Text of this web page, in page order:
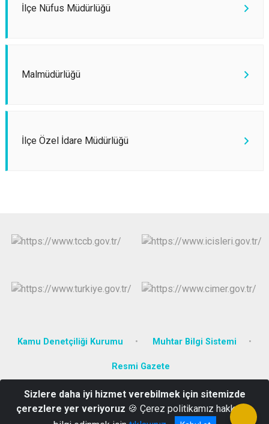
İlçe Nüfus Müdürlüğü
Malmüdürlüğü
İlçe Özel İdare Müdürlüğü
Kamu Denetçiliği Kurumu Muhtar Bilgi Sistemi
Resmi Gazete
Karadoğan Mah. Bolu Cad. No : 1 Kıbrıscık/BOLU
0 374 441 20 01
Sizlere daha iyi hizmet verebilmek için sitemizde
çerezlere yer veriyoruz 🍪 Çerez politikamız hakkında